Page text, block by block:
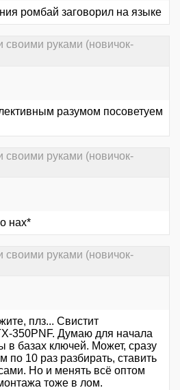
ромбай заговорил на языке
своими руками (новичок-
разумом посоветуем
своими руками (новичок-
нах*
своими руками (новичок-
плз... Свистит
350PNF. Думаю для начала
в базах ключей. Может, сразу
по 10 раз разбирать, ставить
Но и менять всё оптом
тоже в лом.